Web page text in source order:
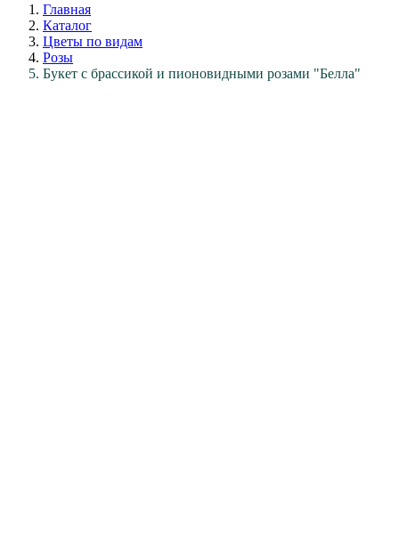
Главная
Каталог
Цветы по видам
Розы
Букет с брассикой и пионовидными розами "Белла"